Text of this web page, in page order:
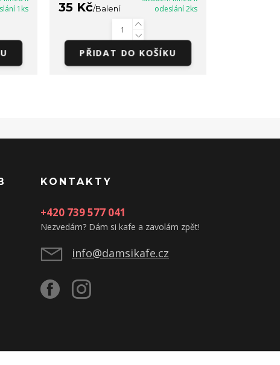
1ks
35 Kč/Balení
odeslání 2ks
PŘIDAT DO KOŠÍKU
KONTAKTY
+420 739 577 041
Nezvedám? Dám si kafe a zavolám zpět!
info@damsikafe.cz